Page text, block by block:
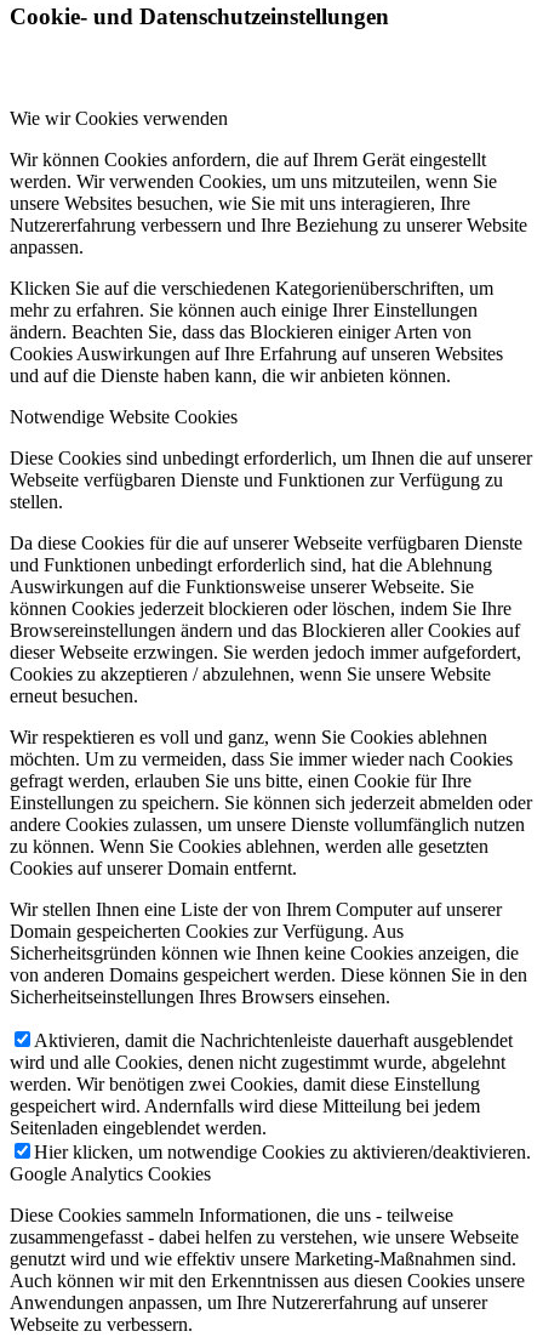
Cookie- und Datenschutzeinstellungen
Wie wir Cookies verwenden
Wir können Cookies anfordern, die auf Ihrem Gerät eingestellt
werden. Wir verwenden Cookies, um uns mitzuteilen, wenn Sie
unsere Websites besuchen, wie Sie mit uns interagieren, Ihre
Nutzererfahrung verbessern und Ihre Beziehung zu unserer Website
anpassen.
Klicken Sie auf die verschiedenen Kategorienüberschriften, um
mehr zu erfahren. Sie können auch einige Ihrer Einstellungen
ändern. Beachten Sie, dass das Blockieren einiger Arten von
Cookies Auswirkungen auf Ihre Erfahrung auf unseren Websites
und auf die Dienste haben kann, die wir anbieten können.
Notwendige Website Cookies
Diese Cookies sind unbedingt erforderlich, um Ihnen die auf unserer
Webseite verfügbaren Dienste und Funktionen zur Verfügung zu
stellen.
Da diese Cookies für die auf unserer Webseite verfügbaren Dienste
und Funktionen unbedingt erforderlich sind, hat die Ablehnung
Auswirkungen auf die Funktionsweise unserer Webseite. Sie
können Cookies jederzeit blockieren oder löschen, indem Sie Ihre
Browsereinstellungen ändern und das Blockieren aller Cookies auf
dieser Webseite erzwingen. Sie werden jedoch immer aufgefordert,
Cookies zu akzeptieren / abzulehnen, wenn Sie unsere Website
erneut besuchen.
Wir respektieren es voll und ganz, wenn Sie Cookies ablehnen
möchten. Um zu vermeiden, dass Sie immer wieder nach Cookies
gefragt werden, erlauben Sie uns bitte, einen Cookie für Ihre
Einstellungen zu speichern. Sie können sich jederzeit abmelden oder
andere Cookies zulassen, um unsere Dienste vollumfänglich nutzen
zu können. Wenn Sie Cookies ablehnen, werden alle gesetzten
Cookies auf unserer Domain entfernt.
Wir stellen Ihnen eine Liste der von Ihrem Computer auf unserer
Domain gespeicherten Cookies zur Verfügung. Aus
Sicherheitsgründen können wie Ihnen keine Cookies anzeigen, die
von anderen Domains gespeichert werden. Diese können Sie in den
Sicherheitseinstellungen Ihres Browsers einsehen.
Aktivieren, damit die Nachrichtenleiste dauerhaft ausgeblendet
wird und alle Cookies, denen nicht zugestimmt wurde, abgelehnt
werden. Wir benötigen zwei Cookies, damit diese Einstellung
gespeichert wird. Andernfalls wird diese Mitteilung bei jedem
Seitenladen eingeblendet werden.
Hier klicken, um notwendige Cookies zu aktivieren/deaktivieren.
Google Analytics Cookies
Diese Cookies sammeln Informationen, die uns - teilweise
zusammengefasst - dabei helfen zu verstehen, wie unsere Webseite
genutzt wird und wie effektiv unsere Marketing-Maßnahmen sind.
Auch können wir mit den Erkenntnissen aus diesen Cookies unsere
Anwendungen anpassen, um Ihre Nutzererfahrung auf unserer
Webseite zu verbessern.